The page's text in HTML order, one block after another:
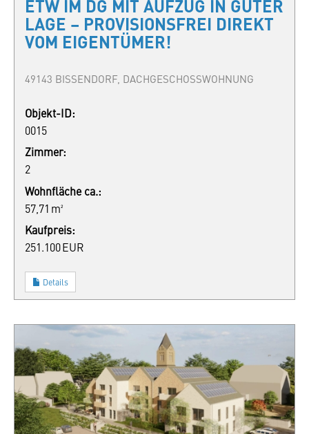
ETW IM DG MIT AUFZUG IN GUTER
LAGE – PROVISIONSFREI DIREKT
VOM EIGENTÜMER!
49143 BISSENDORF, DACHGESCHOSSWOHNUNG
Objekt-ID:
0015
Zimmer:
2
Wohnfläche ca.:
57,71 m²
Kaufpreis:
251.100 EUR
Details